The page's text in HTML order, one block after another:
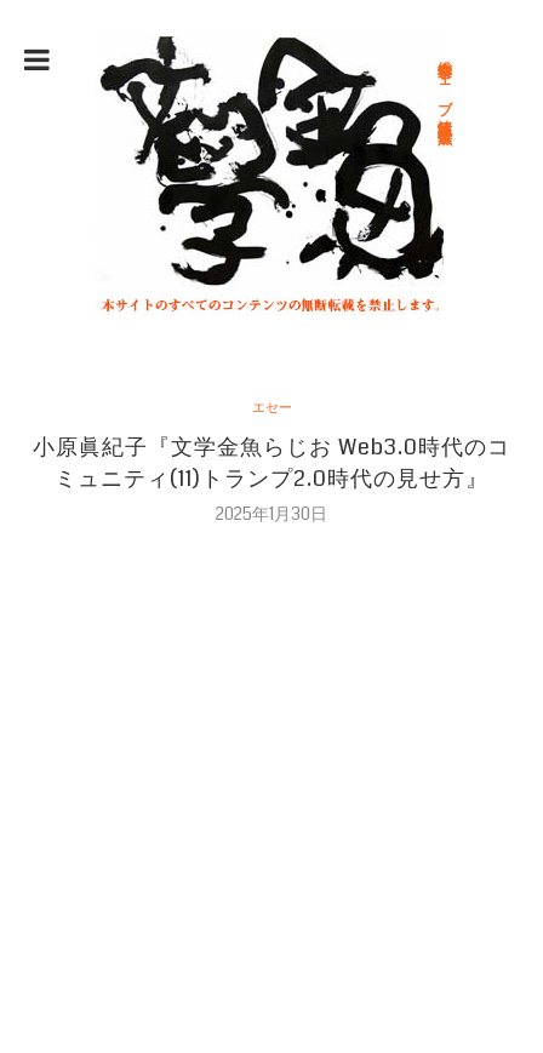
総合文学ウェブ情報誌 文学金魚
エセー
小原眞紀子『文学金魚らじお Web3.0時代のコ
ミュニティ(11)トランプ2.0時代の見せ方』
2025年1月30日